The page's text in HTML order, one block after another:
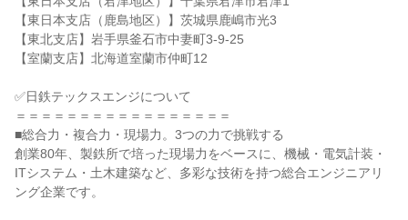
【東日本支店（鹿島地区）】茨城県鹿嶋市光3
【東北支店】岩手県釜石市中妻町3-9-25
【室蘭支店】北海道室蘭市仲町12
✅日鉄テックスエンジについて
＝＝＝＝＝＝＝＝＝＝＝＝＝＝＝＝＝
■総合力・複合力・現場力。3つの力で挑戦する
創業80年、製鉄所で培った現場力をベースに、機械・電気計装・
ITシステム・土木建築など、多彩な技術を持つ総合エンジニアリ
ング企業です。